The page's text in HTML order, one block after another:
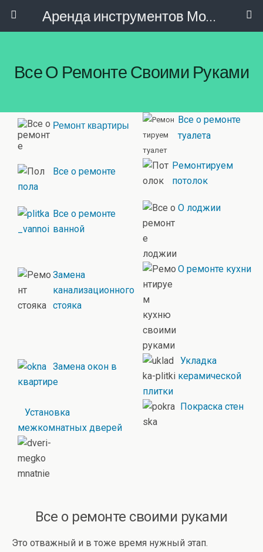
Аренда инструментов Москва
Все О Ремонте Своими Руками
Ремонт квартиры
Все о ремонте
туалета
Все о ремонте
пола
Ремонтируем
потолок
Все о ремонте
ванной
О лоджии
Замена
канализационного
стояка
О ремонте кухни
Замена окон в
квартире
Укладка
керамической
плитки
Установка
межкомнатных дверей
Покраска стен
Все о ремонте своими руками
Это отважный и в тоже время нужный этап.